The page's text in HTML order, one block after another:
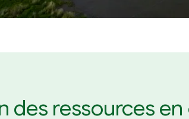
des ressources